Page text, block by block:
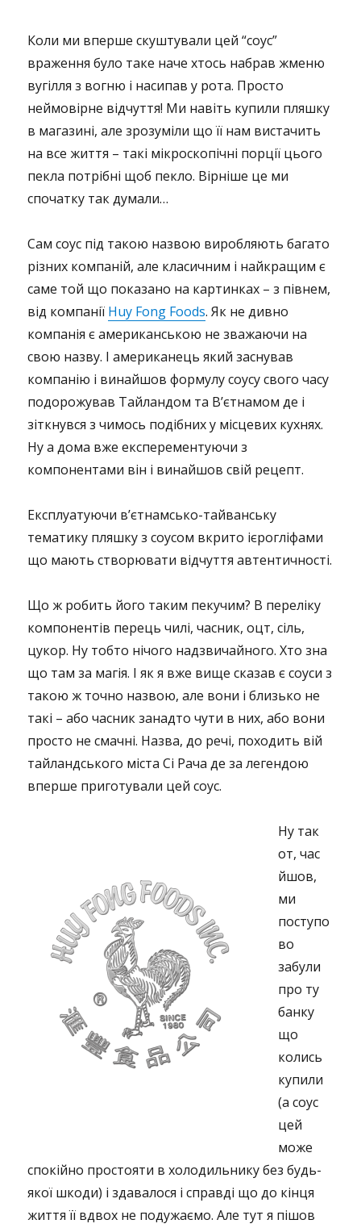
Коли ми вперше скуштували цей “соус”
враження було таке наче хтось набрав жменю
вугілля з вогню і насипав у рота. Просто
неймовірне відчуття! Ми навіть купили пляшку
в магазині, але зрозуміли що її нам вистачить
на все життя – такі мікроскопічні порції цього
пекла потрібні щоб пекло. Вірніше це ми
спочатку так думали…
Сам соус під такою назвою виробляють багато
різних компаній, але класичним і найкращим є
саме той що показано на картинках – з півнем,
від компанії Huy Fong Foods. Як не дивно
компанія є американською не зважаючи на
свою назву. І американець який заснував
компанію і винайшов формулу соусу свого часу
подорожував Тайландом та В’єтнамом де і
зіткнувся з чимось подібних у місцевих кухнях.
Ну а дома вже експерементуючи з
компонентами він і винайшов свій рецепт.
Експлуатуючи в’єтнамсько-тайванську
тематику пляшку з соусом вкрито ієрогліфами
що мають створювати відчуття автентичності.
Що ж робить його таким пекучим? В переліку
компонентів перець чилі, часник, оцт, сіль,
цукор. Ну тобто нічого надзвичайного. Хто зна
що там за магія. І як я вже вище сказав є соуси з
такою ж точно назвою, але вони і близько не
такі – або часник занадто чути в них, або вони
просто не смачні. Назва, до речі, походить вій
тайландського міста Сі Рача де за легендою
вперше приготували цей соус.
Ну так
от, час
йшов,
ми
поступо
во
забули
про ту
банку
що
колись
купили
(а соус
цей
може
спокійно простояти в холодильнику без будь-
якої шкоди) і здавалося і справді що до кінця
життя її вдвох не подужаємо. Але тут я пішов